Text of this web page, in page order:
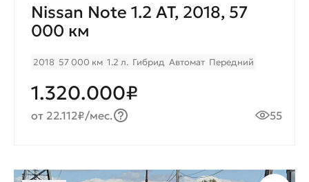
Nissan Note 1.2 AT, 2018, 57
000 км
2018 57 000 км 1.2 л. Гибрид Автомат Передний
1.320.000₽
от 22.112₽/мес. 55